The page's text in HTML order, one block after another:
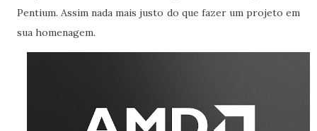
Pentium. Assim nada mais justo do que fazer um projeto em
sua homenagem.